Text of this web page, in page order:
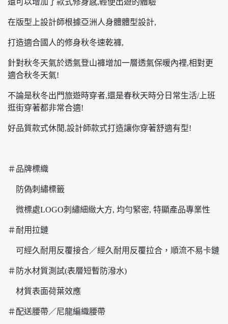
還可以增加了款式修身感,輕便出遊的體驗
在版型上設計師根據亞洲人身體體型設計,
打造適合國人的修身秋冬速乾褲,
針對秋冬天氣於透氣登山褲增加一層透氣保暖內裡,相對更
適合秋冬天氣!
不論是秋冬出門旅遊時穿者,還是春秋天時分日常生活/上班
逛街穿著都非常合適!
好品質款式休閒,設計師款式打造讓你穿著舒適有型!
＃品牌標織
防偽刺繡標籤
微標處LOGO刺繡細緻大方, 均勻緊密, 特顯產品專業性
＃耐用拉鏈
可經久耐用反覆接合／經久耐用反覆拉合，順流不易卡鏈
＃防水材質測試(表層短暫防潑水)
材質表面荷葉效應
＃配送腰帶／尼龍編織腰帶